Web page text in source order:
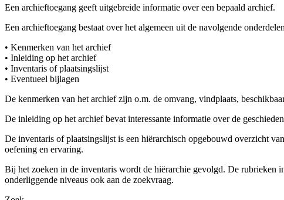
Een archieftoegang geeft uitgebreide informatie over een bepaald archief.
Een archieftoegang bestaat over het algemeen uit de navolgende
• Kenmerken van het archief
• Inleiding op het archief
• Inventaris of plaatsingslijst
• Eventueel bijlagen
De kenmerken van het archief zijn o.m. de omvang, vindplaats,
De inleiding op het archief bevat interessante informatie over de
De inventaris of plaatsingslijst is een hiërarchisch opgebouwd overzicht
oefening en ervaring.
Bij het zoeken in de inventaris wordt de hiërarchie gevolgd. De rubrieken
onderliggende niveaus ook aan de zoekvraag.